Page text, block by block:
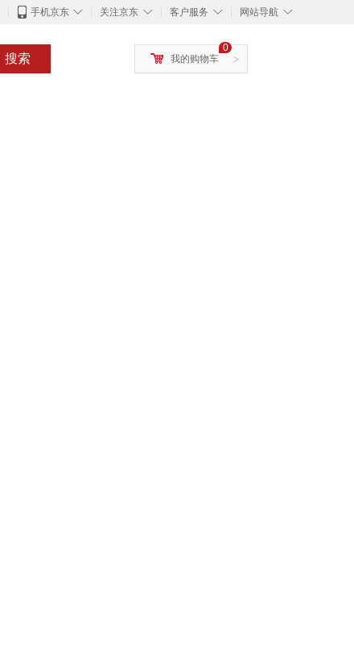
◇
手机京东 ◇
关注京东 ◇
客户服务 ◇
网站导航
搜索 >
0
我的购物车